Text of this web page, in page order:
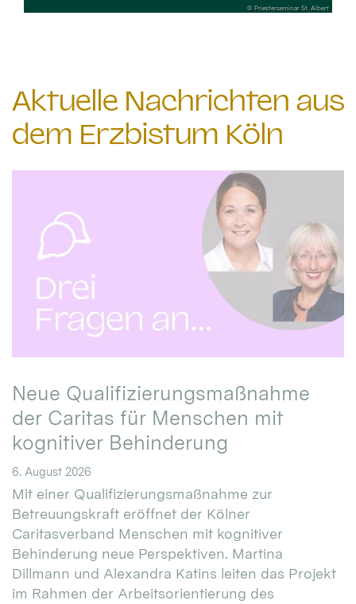
© Priesterseminar St. Albert
Aktuelle Nachrichten aus
dem Erzbistum Köln
Neue Qualifizierungsmaßnahme
der Caritas für Menschen mit
kognitiver Behinderung
6. August 2026
Mit einer Qualifizierungsmaßnahme zur
Betreuungskraft eröffnet der Kölner
Caritasverband Menschen mit kognitiver
Behinderung neue Perspektiven. Martina
Dillmann und Alexandra Katins leiten das Projekt
im Rahmen der Arbeitsorientierung des